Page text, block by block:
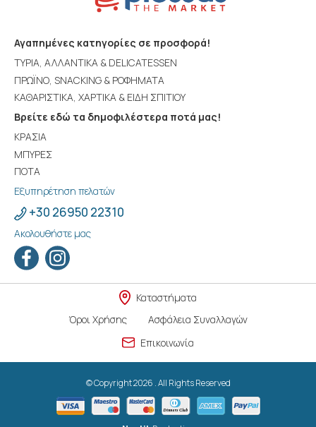
Αγαπημένες κατηγορίες σε προσφορά!
ΤΥΡΙΑ, ΑΛΛΑΝΤΙΚΑ & DELICATESSEN
ΠΡΩΪΝΟ, SNACKING & ΡΟΦΗΜΑΤΑ
ΚΑΘΑΡΙΣΤΙΚΑ, ΧΑΡΤΙΚΑ & ΕΙΔΗ ΣΠΙΤΙΟΥ
Βρείτε εδώ τα δημοφιλέστερα ποτά μας!
ΚΡΑΣΙΑ
ΜΠΥΡΕΣ
ΠΟΤΑ
Εξυπηρέτηση πελατών
+30 26950 22310
Ακολουθήστε μας
Καταστήματα
Όροι Χρήσης
Ασφάλεια Συναλλαγών
Επικοινωνία
© Copyright 2026 . All Rights Reserved